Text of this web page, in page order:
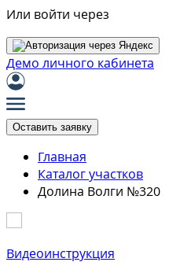
Или войти через
Демо личного кабинета
Оставить заявку
Главная
Каталог участков
Долина Волги №320
Видеоинструкция